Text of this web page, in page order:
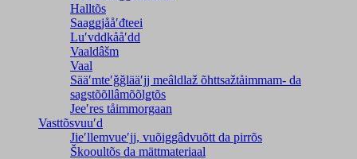
Halltõs
Saaǥǥjååʹđteei
Luʹvddkååʹdd
Vaaldâšm
Vaal
Sääʹmteʹǧǧlääʹjj meâldlaž õhttsažtåimmam- da
saǥstõõllâmõõlǥtõs
Jeeʹres tåimmorgaan
Vasttõsvuuʹd
Jieʹllemvueʹjj, vuõiggâdvuõtt da pirrõs
Škooultõs da mättmateriaal